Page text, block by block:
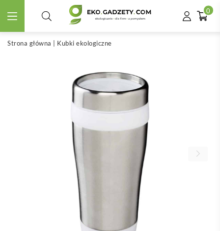
0
Strona główna Kubki ekologiczne